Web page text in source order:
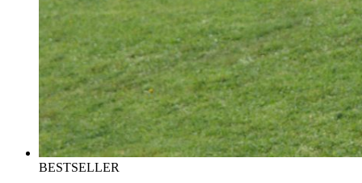
BESTSELLER